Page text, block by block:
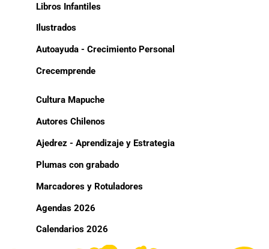
Libros Infantiles
Ilustrados
Autoayuda - Crecimiento Personal
Crecemprende
Cultura Mapuche
Autores Chilenos
Ajedrez - Aprendizaje y Estrategia
Plumas con grabado
Marcadores y Rotuladores
Agendas 2026
Calendarios 2026